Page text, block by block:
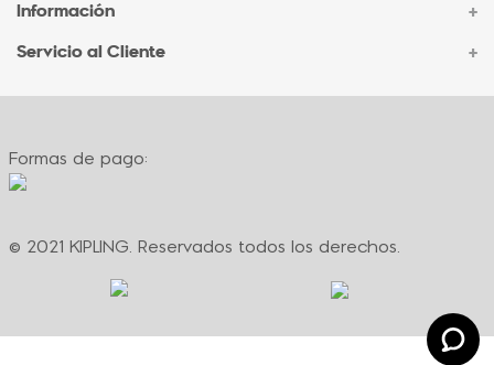
Acerca de Kipling
Sucursales
Información +
Contacto Corporativo
Formas de pago
Servicio al Cliente +
Contacto
Políticas de cambio
Términos y condiciones de promociones
Política de privacidad
Formas de pago:
© 2021 KIPLING. Reservados todos los derechos.